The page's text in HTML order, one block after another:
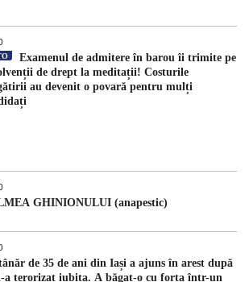
Examenul de admitere în barou îi trimite pe
de drept la meditații! Costurile
au devenit o povară pentru mulți
GHINIONULUI (anapestic)
de 35 de ani din Iași a ajuns în arest după
a terorizat iubita. A băgat-o cu forța într-un